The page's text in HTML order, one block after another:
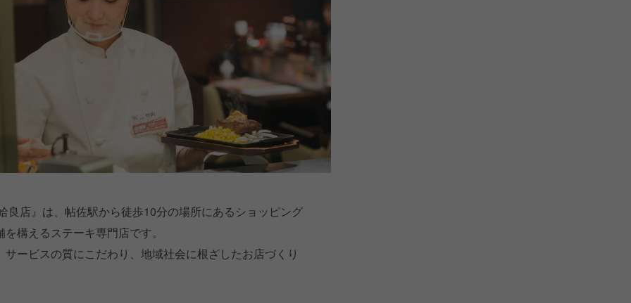
良店』は、帖佐駅から徒歩10分の場所にあるショッピング
構えるステーキ専門店です。
ービスの質にこだわり、地域社会に根ざしたお店づくり